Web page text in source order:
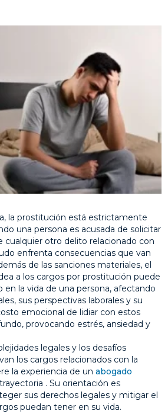
la prostitución está estrictamente
una persona es acusada de solicitar
cualquier otro delito relacionado con
enfrenta consecuencias que van
de las sanciones materiales, el
a los cargos por prostitución puede
la vida de una persona, afectando
sus perspectivas laborales y su
emocional de lidiar con estos
provocando estrés, ansiedad y
legales y los desafíos
los cargos relacionados con la
la experiencia de unabogado
. Su orientación es
sus derechos legales y mitigar el
puedan tener en su vida.